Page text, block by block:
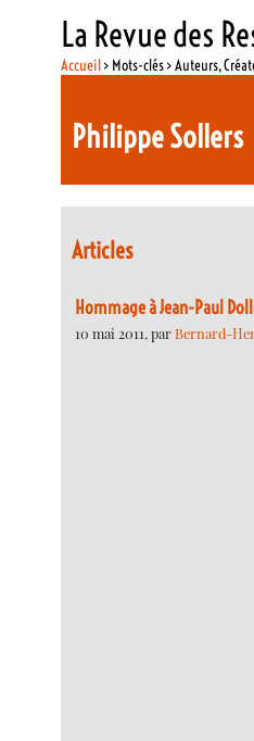
La Revue des
Accueil> Mots-clés > Auteurs,
Philippe Sollers
Articles
Hommage à Jean-Paul
10 mai 2011, parBernard-